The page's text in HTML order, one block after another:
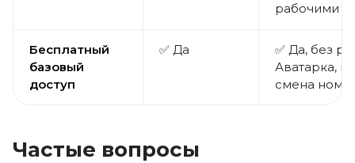
рабочими
Бесплатный
базовый
доступ
✅ Да
✅ Да, без
Аватарка,
смена
Частые вопросы